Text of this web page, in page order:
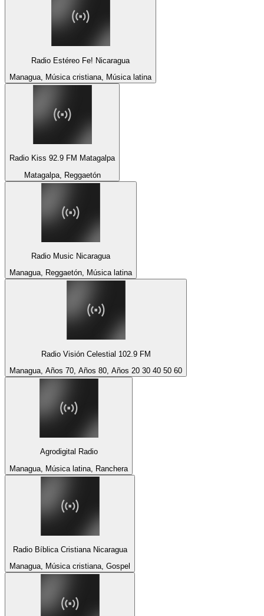
Radio Estéreo Fe! Nicaragua
Managua, Música cristiana, Música latina
Radio Kiss 92.9 FM Matagalpa
Matagalpa, Reggaetón
Radio Music Nicaragua
Managua, Reggaetón, Música latina
Radio Visión Celestial 102.9 FM
Managua, Años 70, Años 80, Años 20 30 40 50 60
Agrodigital Radio
Managua, Música latina, Ranchera
Radio Bíblica Cristiana Nicaragua
Managua, Música cristiana, Gospel